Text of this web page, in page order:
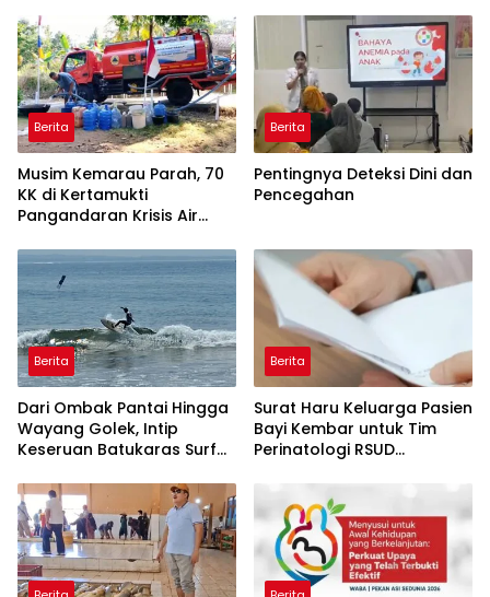
Berita
Musim Kemarau Parah, 70
KK di Kertamukti
Pangandaran Krisis Air
BPBD Gerak Cepat
Berita
Pentingnya Deteksi Dini dan
Pencegahan
Berita
Dari Ombak Pantai Hingga
Wayang Golek, Intip
Keseruan Batukaras Surf
Berita
Surat Haru Keluarga Pasien
Bayi Kembar untuk Tim
Perinatologi RSUD
Ibu Kedua